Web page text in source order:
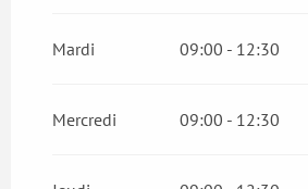
Mardi 09:00 - 12:30
Mercredi 09:00 - 12:30